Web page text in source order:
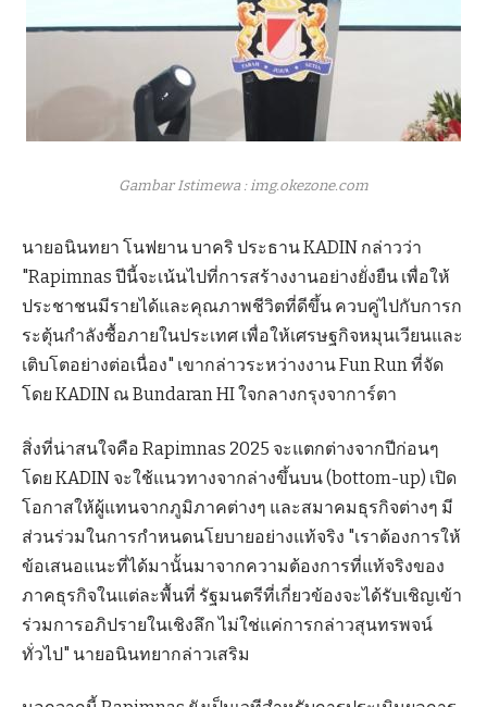
Gambar Istimewa : img.okezone.com
นายอนินทยา โนฟยาน บาคริ ประธาน KADIN กล่าวว่า
"Rapimnas ปีนี้จะเน้นไปที่การสร้างงานอย่างยั่งยืน เพื่อให้
ประชาชนมีรายได้และคุณภาพชีวิตที่ดีขึ้น ควบคู่ไปกับการก
ระตุ้นกำลังซื้อภายในประเทศ เพื่อให้เศรษฐกิจหมุนเวียนและ
เติบโตอย่างต่อเนื่อง" เขากล่าวระหว่างงาน Fun Run ที่จัด
โดย KADIN ณ Bundaran HI ใจกลางกรุงจาการ์ตา
สิ่งที่น่าสนใจคือ Rapimnas 2025 จะแตกต่างจากปีก่อนๆ
โดย KADIN จะใช้แนวทางจากล่างขึ้นบน (bottom-up) เปิด
โอกาสให้ผู้แทนจากภูมิภาคต่างๆ และสมาคมธุรกิจต่างๆ มี
ส่วนร่วมในการกำหนดนโยบายอย่างแท้จริง "เราต้องการให้
ข้อเสนอแนะที่ได้มานั้นมาจากความต้องการที่แท้จริงของ
ภาคธุรกิจในแต่ละพื้นที่ รัฐมนตรีที่เกี่ยวข้องจะได้รับเชิญเข้า
ร่วมการอภิปรายในเชิงลึก ไม่ใช่แค่การกล่าวสุนทรพจน์
ทั่วไป" นายอนินทยากล่าวเสริม